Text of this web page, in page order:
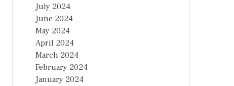
July 2024
June 2024
May 2024
April 2024
March 2024
February 2024
January 2024